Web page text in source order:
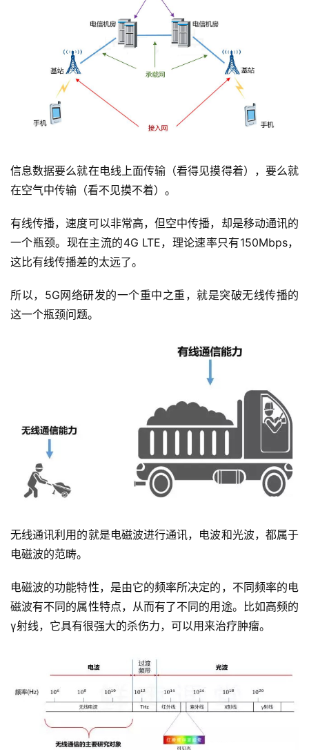
信息数据要么就在电线上面传输（看得见摸得着），要么就
在空气中传输（看不见摸不着）。
有线传播，速度可以非常高，但空中传播，却是移动通讯的
一个瓶颈。现在主流的4G LTE，理论速率只有150Mbps，
这比有线传播差的太远了。
所以，5G网络研发的一个重中之重，就是突破无线传播的
这一个瓶颈问题。
无线通讯利用的就是电磁波进行通讯，电波和光波，都属于
电磁波的范畴。
电磁波的功能特性，是由它的频率所决定的，不同频率的电
磁波有不同的属性特点，从而有了不同的用途。比如高频的
γ射线，它具有很强大的杀伤力，可以用来治疗肿瘤。